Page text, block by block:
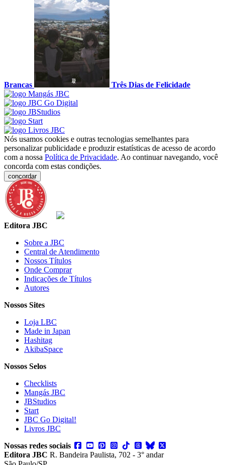
Brancas Três Dias de Felicidade
Nós usamos cookies e outras tecnologias semelhantes para
personalizar publicidade e produzir estatísticas de acesso de acordo
com a nossa Política de Privacidade. Ao continuar navegando, você
concorda com estas condições.
concordar
Editora JBC
Sobre a JBC
Central de Atendimento
Nossos Títulos
Onde Comprar
Indicações de Títulos
Autores
Nossos Sites
Loja LBC
Made in Japan
Hashitag
AkibaSpace
Nossos Selos
Checklists
Mangás JBC
JBStudios
Start
JBC Go Digital!
Livros JBC
Nossas redes sociais
Editora JBC R. Bandeira Paulista, 702 - 3° andar